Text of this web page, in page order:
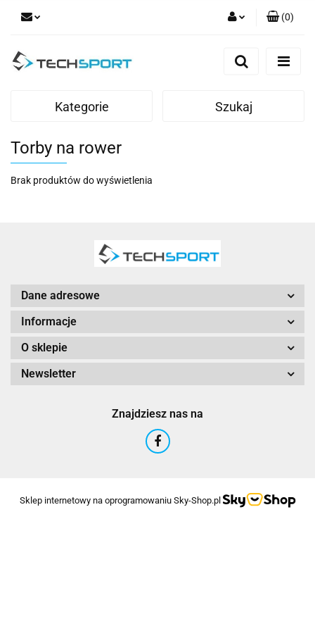
Zaloguj się
(0)
Kategorie Szukaj
Torby na rower
Brak produktów do wyświetlenia
Dane adresowe
Informacje
O sklepie
Newsletter
Znajdziesz nas na
Sklep internetowy na oprogramowaniu Sky-Shop.pl